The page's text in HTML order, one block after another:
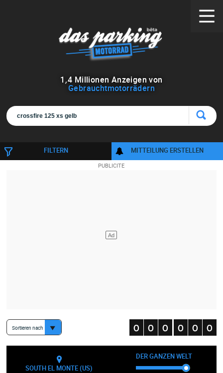
1 ,4 Millionen Anzeigen von
Gebrauchtmotorrädern
FILTERN MITTEILUNG ERSTELLEN
Sortieren nach
SOUTH EL MONTE (US)
DER GANZEN WELT